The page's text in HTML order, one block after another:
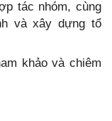
tác nhóm, cùng
và xây dựng tổ
khảo và chiêm